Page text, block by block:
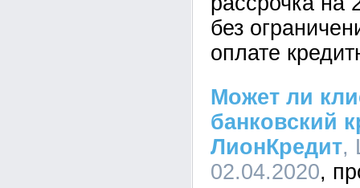
без
оплате
Может ли
банковский
ЛионКредит,
02.04.2020